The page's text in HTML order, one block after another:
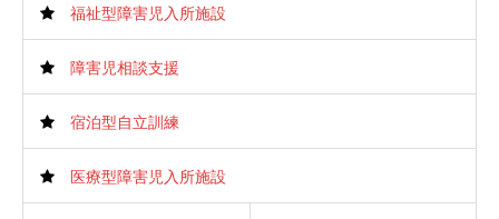
福祉型障害児入所施設
障害児相談支援
宿泊型自立訓練
医療型障害児入所施設